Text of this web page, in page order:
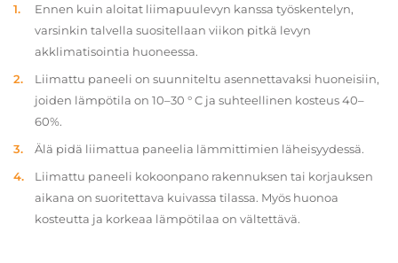
Ennen kuin aloitat liimapuulevyn kanssa työskentelyn,
varsinkin talvella suositellaan viikon pitkä levyn
akklimatisointia huoneessa.
Liimattu paneeli on suunniteltu asennettavaksi huoneisiin,
joiden lämpötila on 10–30 ° C ja suhteellinen kosteus 40–
60%.
Älä pidä liimattua paneelia lämmittimien läheisyydessä.
Liimattu paneeli kokoonpano rakennuksen tai korjauksen
aikana on suoritettava kuivassa tilassa. Myös huonoa
kosteutta ja korkeaa lämpötilaa on vältettävä.